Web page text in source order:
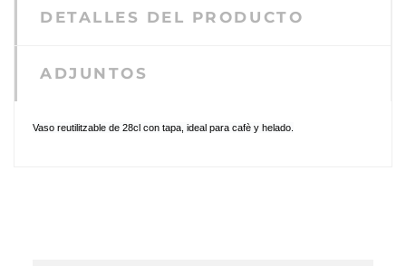
DETALLES DEL PRODUCTO
ADJUNTOS
Vaso reutilitzable de 28cl con tapa, ideal para cafè y helado.